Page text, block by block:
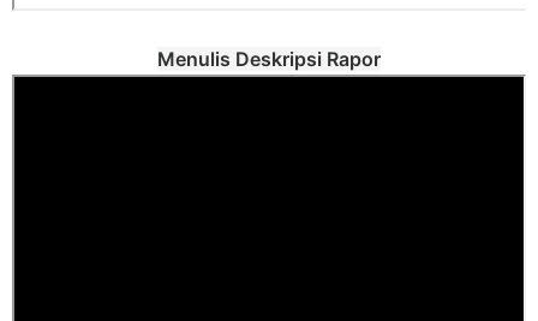
Menulis Deskripsi Rapor